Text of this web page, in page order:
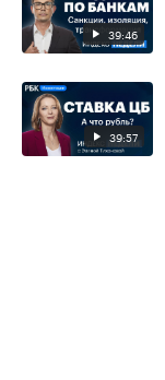
39:46
39:57